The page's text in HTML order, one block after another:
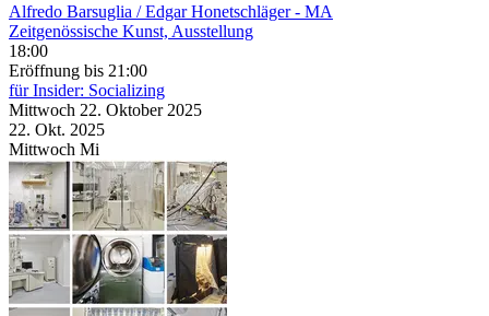
Alfredo Barsuglia / Edgar Honetschläger- MA
Zeitgenössische Kunst, Ausstellung
18:00
Eröffnung bis 21:00
für Insider: Socializing
Mittwoch 22. Oktober 2025
22. Okt. 2025
Mittwoch Mi